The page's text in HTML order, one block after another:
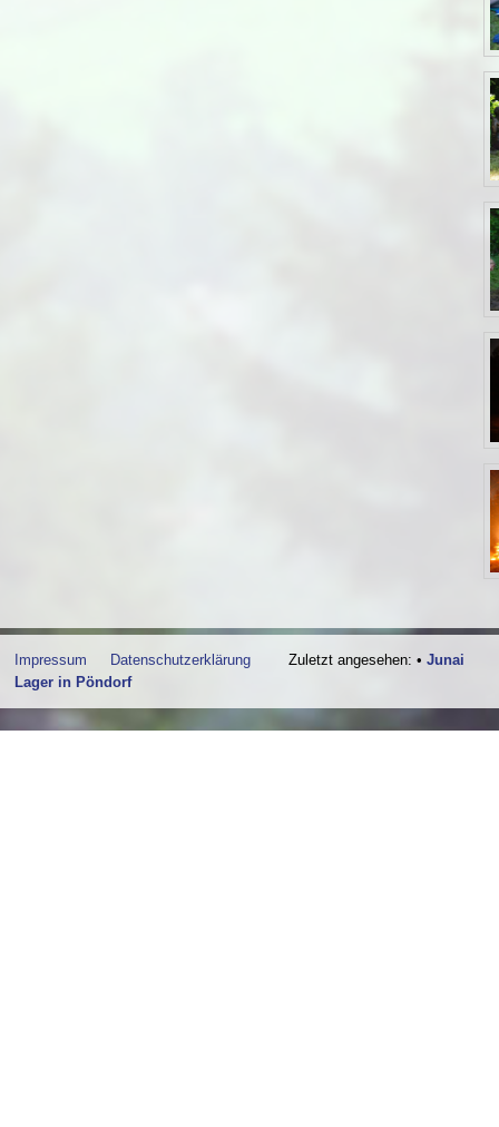
Impressum Datenschutzerklärung Zuletzt angesehen: • Junai
Lager in Pöndorf